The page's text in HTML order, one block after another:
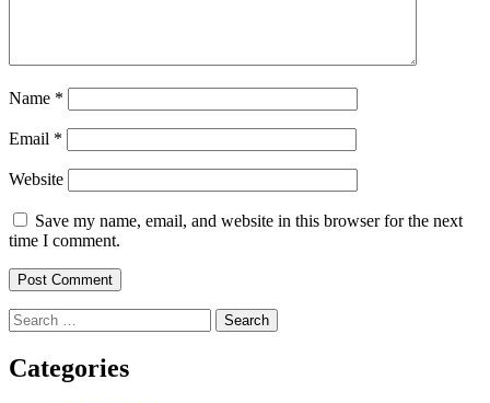
Name *
Email *
Website
Save my name, email, and website in this browser for the next
time I comment.
Search
for:
Categories